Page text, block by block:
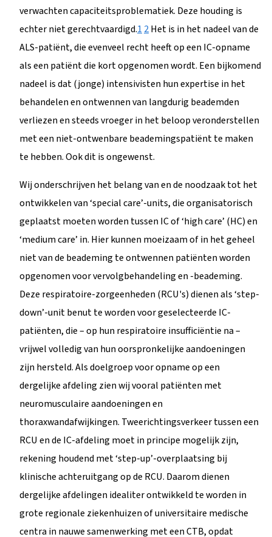
verwachten capaciteitsproblematiek. Deze houding is
echter niet gerechtvaardigd.1 2Het is in het nadeel van de
ALS-patiënt, die evenveel recht heeft op een IC-opname
als een patiënt die kort opgenomen wordt. Een bijkomend
nadeel is dat (jonge) intensivisten hun expertise in het
behandelen en ontwennen van langdurig beademden
verliezen en steeds vroeger in het beloop veronderstellen
met een niet-ontwenbare beademingspatiënt te maken
te hebben. Ook dit is ongewenst.
Wij onderschrijven het belang van en de noodzaak tot het
ontwikkelen van ‘special care’-units, die organisatorisch
geplaatst moeten worden tussen IC of ‘high care’ (HC) en
‘medium care’ in. Hier kunnen moeizaam of in het geheel
niet van de beademing te ontwennen patiënten worden
opgenomen voor vervolgbehandeling en -beademing.
Deze respiratoire-zorgeenheden (RCU's) dienen als ‘step-
down’-unit benut te worden voor geselecteerde IC-
patiënten, die – op hun respiratoire insufficiëntie na –
vrijwel volledig van hun oorspronkelijke aandoeningen
zijn hersteld. Als doelgroep voor opname op een
dergelijke afdeling zien wij vooral patiënten met
neuromusculaire aandoeningen en
thoraxwandafwijkingen. Tweerichtingsverkeer tussen een
RCU en de IC-afdeling moet in principe mogelijk zijn,
rekening houdend met ‘step-up’-overplaatsing bij
klinische achteruitgang op de RCU. Daarom dienen
dergelijke afdelingen idealiter ontwikkeld te worden in
grote regionale ziekenhuizen of universitaire medische
centra in nauwe samenwerking met een CTB, opdat